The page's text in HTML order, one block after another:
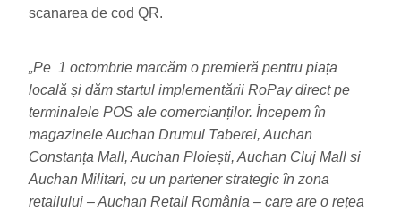
scanarea de cod QR.
„Pe 1 octombrie marcăm o premieră pentru piața
locală și dăm startul implementării RoPay direct pe
terminalele POS ale comercianților. Începem în
magazinele Auchan Drumul Taberei, Auchan
Constanța Mall, Auchan Ploiești, Auchan Cluj Mall si
Auchan Militari, cu un partener strategic în zona
retailului – Auchan Retail România – care are o rețea